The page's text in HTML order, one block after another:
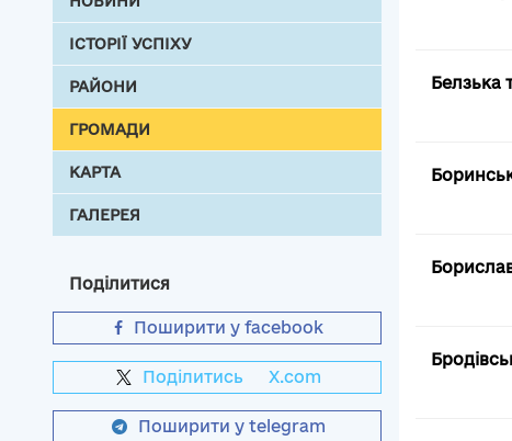
ІСТОРІЇ УСПІХУ
РАЙОНИ
ГРОМАДИ
КАРТА
ГАЛЕРЕЯ
Белзька
Поділитися
Поширити у facebook
Поділитись X.com
Поширити у telegram